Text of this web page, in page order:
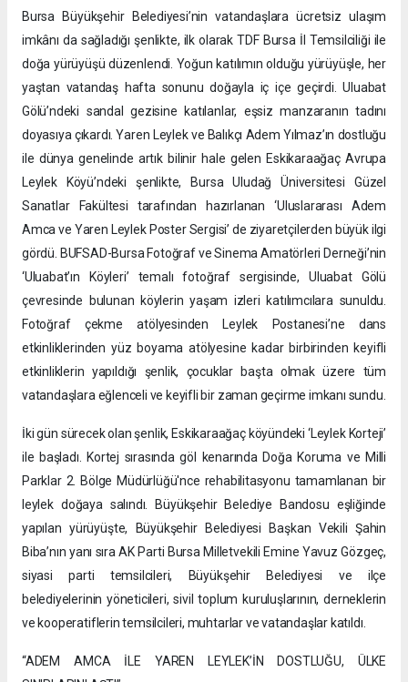
Bursa Büyükşehir Belediyesi’nin vatandaşlara ücretsiz ulaşım
imkânı da sağladığı şenlikte, ilk olarak TDF Bursa İl Temsilciliği ile
doğa yürüyüşü düzenlendi. Yoğun katılımın olduğu yürüyüşle, her
yaştan vatandaş hafta sonunu doğayla iç içe geçirdi. Uluabat
Gölü’ndeki sandal gezisine katılanlar, eşsiz manzaranın tadını
doyasıya çıkardı. Yaren Leylek ve Balıkçı Adem Yılmaz’ın dostluğu
ile dünya genelinde artık bilinir hale gelen Eskikaraağaç Avrupa
Leylek Köyü’ndeki şenlikte, Bursa Uludağ Üniversitesi Güzel
Sanatlar Fakültesi tarafından hazırlanan ‘Uluslararası Adem
Amca ve Yaren Leylek Poster Sergisi’ de ziyaretçilerden büyük ilgi
gördü. BUFSAD-Bursa Fotoğraf ve Sinema Amatörleri Derneği’nin
‘Uluabat’ın Köyleri’ temalı fotoğraf sergisinde, Uluabat Gölü
çevresinde bulunan köylerin yaşam izleri katılımcılara sunuldu.
Fotoğraf çekme atölyesinden Leylek Postanesi’ne dans
etkinliklerinden yüz boyama atölyesine kadar birbirinden keyifli
etkinliklerin yapıldığı şenlik, çocuklar başta olmak üzere tüm
vatandaşlara eğlenceli ve keyifli bir zaman geçirme imkanı sundu.
İki gün sürecek olan şenlik, Eskikaraağaç köyündeki ‘Leylek Korteji’
ile başladı. Kortej sırasında göl kenarında Doğa Koruma ve Milli
Parklar 2. Bölge Müdürlüğü'nce rehabilitasyonu tamamlanan bir
leylek doğaya salındı. Büyükşehir Belediye Bandosu eşliğinde
yapılan yürüyüşte, Büyükşehir Belediyesi Başkan Vekili Şahin
Biba’nın yanı sıra AK Parti Bursa Milletvekili Emine Yavuz Gözgeç,
siyasi parti temsilcileri, Büyükşehir Belediyesi ve ilçe
belediyelerinin yöneticileri, sivil toplum kuruluşlarının, derneklerin
ve kooperatiflerin temsilcileri, muhtarlar ve vatandaşlar katıldı.
“ADEM AMCA İLE YAREN LEYLEK’İN DOSTLUĞU, ÜLKE